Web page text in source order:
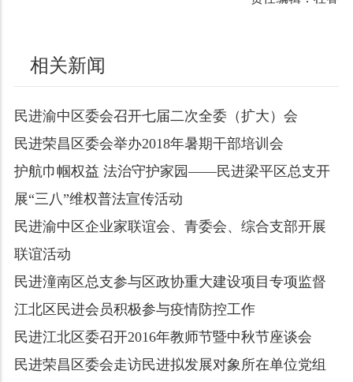
相关新闻
民进渝中区委会召开七届二次全委（扩大）会
民进荣昌区委会举办2018年暑期干部培训会
护航巾帼权益 法治守护家园——民进梁平区总支开
展“三八”维权普法宣传活动
民进渝中区企业家联谊会、青委会、综合支部开展
联谊活动
民进潼南区总支参与区政协重大建设项目专项监督
江北区民进会员积极参与疫情防控工作
民进江北区委召开2016年教师节暨中秋节座谈会
民进荣昌区委会走访民进拟发展对象所在单位党组